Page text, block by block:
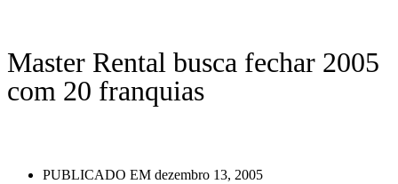
Master Rental busca fechar 2005
com 20 franquias
PUBLICADO EM dezembro 13, 2005